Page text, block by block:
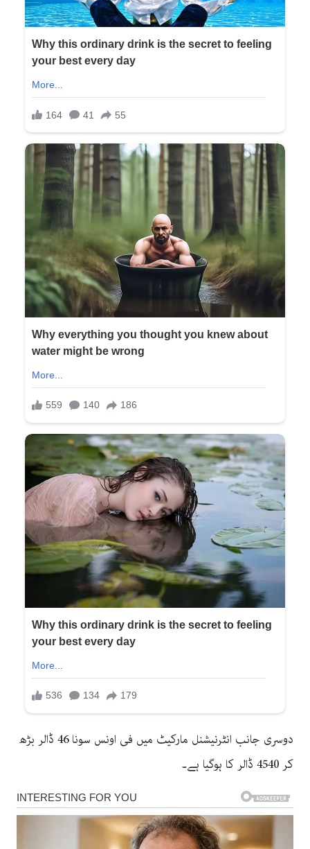
دوسری جانب انٹرنیشنل مارکیٹ میں فی اونس سونا 46 ڈالر بڑھ
کر 4540 ڈالر کا ہوگیا ہے۔